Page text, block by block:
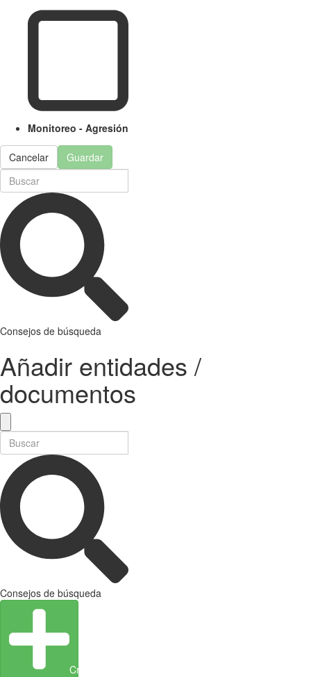
Monitoreo - Agresión
Cancelar Guardar
Consejos de búsqueda
Añadir entidades /
documentos
Consejos de búsqueda
Crear entidad